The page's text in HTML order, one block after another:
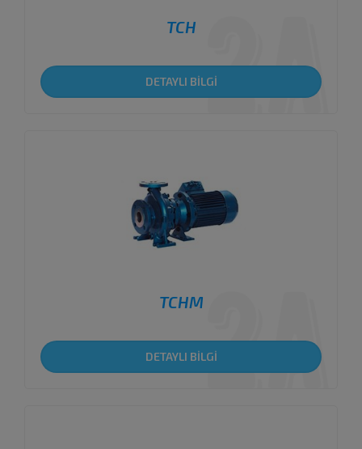
TCH
DETAYLI BİLGİ
TCHM
DETAYLI BİLGİ